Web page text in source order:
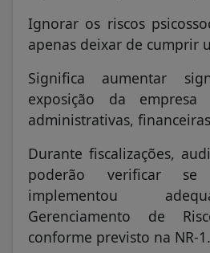
Ignorar os riscos
apenas deixar de cumprir
Significa aumentar
exposição da empresa
administrativas,
Durante fiscalizações,
poderão verificar se
implementou
Gerenciamento de
conforme previsto na NR-1.